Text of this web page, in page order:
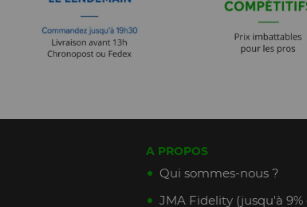
A PROPOS
Qui sommes-nous ?
JMA Fidelity (jusqu'à 9%